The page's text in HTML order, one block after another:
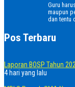
Guru
maupun
dan tentu
Pos Terbaru
Laporan BOSP Tahun
4 hari yang lalu